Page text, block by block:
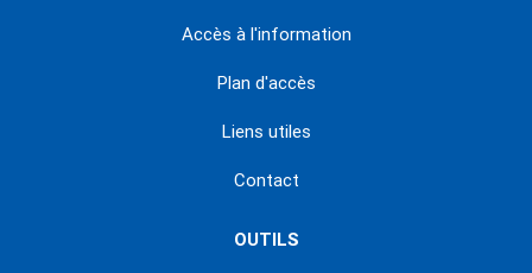
Accès à l'information
Plan d'accès
Liens utiles
Contact
OUTILS